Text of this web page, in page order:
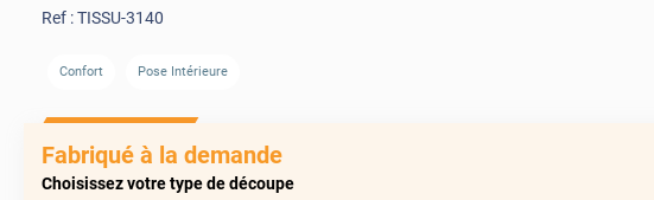
Ref :TISSU-3140
Confort Pose Intérieure
Fabriqué à la demande
Choisissez votre type de découpe